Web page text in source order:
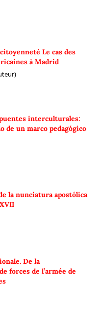
Le cas des
à Madrid
interculturales:
de un marco pedagógico
la nunciatura apostólica
De la
forces de l’armée de